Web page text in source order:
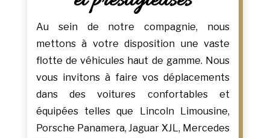
Au sein de notre compagnie, nous
mettons à votre disposition une vaste
flotte de véhicules haut de gamme. Nous
vous invitons à faire vos déplacements
dans des voitures confortables et
équipées telles que Lincoln Limousine,
Porsche Panamera, Jaguar XJL, Mercedes